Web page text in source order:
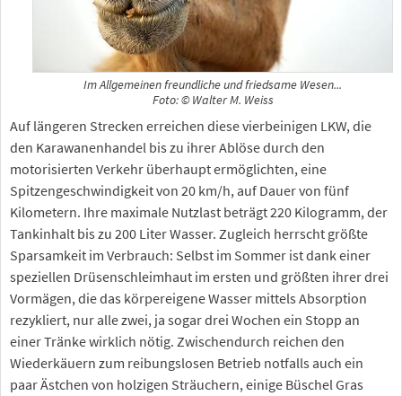
Im Allgemeinen freundliche und friedsame Wesen...
Foto: © Walter M. Weiss
Auf längeren Strecken erreichen diese vierbeinigen LKW, die
den Karawanenhandel bis zu ihrer Ablöse durch den
motorisierten Verkehr überhaupt ermöglichten, eine
Spitzengeschwindigkeit von 20 km/h, auf Dauer von fünf
Kilometern. Ihre maximale Nutzlast beträgt 220 Kilogramm, der
Tankinhalt bis zu 200 Liter Wasser. Zugleich herrscht größte
Sparsamkeit im Verbrauch: Selbst im Sommer ist dank einer
speziellen Drüsenschleimhaut im ersten und größten ihrer drei
Vormägen, die das körpereigene Wasser mittels Absorption
rezykliert, nur alle zwei, ja sogar drei Wochen ein Stopp an
einer Tränke wirklich nötig. Zwischendurch reichen den
Wiederkäuern zum reibungslosen Betrieb notfalls auch ein
paar Ästchen von holzigen Sträuchern, einige Büschel Gras